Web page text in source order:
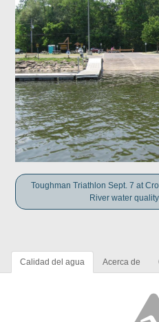
Toughman Triathlon Sept. 7 at
River water
Calidad del agua Acerca de